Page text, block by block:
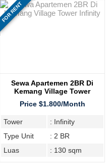
FOR RENT
Sewa Apartemen 2BR Di
Kemang Village Tower
Infinity
Price $1.800/Month
Tower
: Infinity
Type Unit
: 2 BR
Luas
: 130 sqm